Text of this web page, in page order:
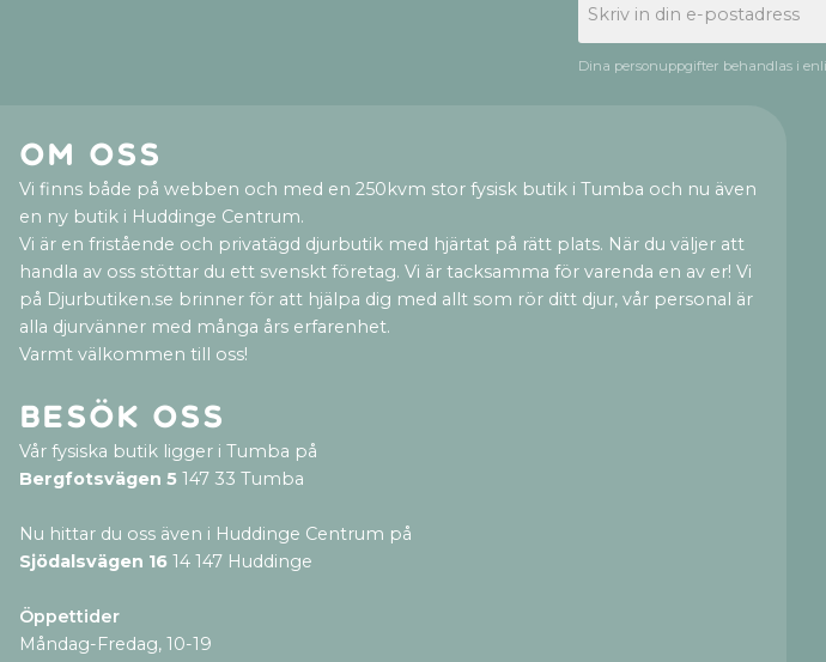
Dina personuppgifter behandlas i
Om oss
Vi finns både på webben och med en 250kvm stor fysisk butik i Tumba och nu även
en ny butik i Huddinge Centrum.
Vi är en fristående och privatägd djurbutik med hjärtat på rätt plats. När du väljer att
handla av oss stöttar du ett svenskt företag. Vi är tacksamma för varenda en av er! Vi
på Djurbutiken.se brinner för att hjälpa dig med allt som rör ditt djur, vår personal är
alla djurvänner med många års erfarenhet.
Varmt välkommen till oss!
Besök oss
Vår fysiska butik ligger i Tumba på
Bergfotsvägen 5 147 33 Tumba
Nu hittar du oss även i Huddinge Centrum på
Sjödalsvägen 16 14 147 Huddinge
Öppettider
Måndag-Fredag, 10-19